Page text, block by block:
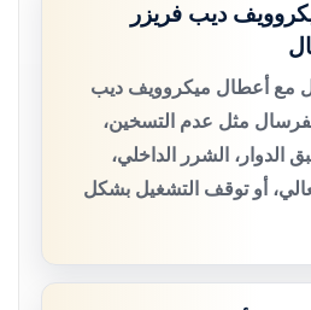
ديب فريزر
مع أعطال ميكروويف ديب
مثل عدم التسخين،
الدوار، الشرر الداخلي،
أو توقف التشغيل بشكل